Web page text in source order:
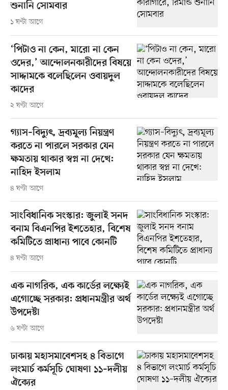
শুনানি সোমবার
১ ঘণ্টা আগে
‘পিটাও না কেন, মারো না কেন
ওদের,’ আন্দোলনকারীদের বিষয়ে
সাদ্দামকে বলেছিলেন ওবায়দুল
কাদের
২ ঘণ্টা আগে
গ্যাস–বিদ্যুৎ, দ্রব্যমূল্য নিয়ন্ত্রণ
করতে না পারলে সরকার যেন
ক্ষমতায় থাকার স্বপ্ন না দেখে:
নাহিদ ইসলাম
৪ ঘণ্টা আগে
সাংবিধানিক সংস্কার: জুলাই সনদ
বনাম বিএনপির ইশতেহার, বিশেষ
কমিটিতে প্রাধান্য পাবে কোনটি
৪ ঘণ্টা আগে
এক নাগরিক, এক কার্ডের লক্ষ্যেই
এগোচ্ছে সরকার: প্রধানমন্ত্রীর অর্থ
উপদেষ্টা
৬ ঘণ্টা আগে
ঢাকায় মহাসমাবেশসহ ৪ বিভাগে
লংমার্চ কর্মসূচি ঘোষণা ১১–দলীয়
ঐক্যের